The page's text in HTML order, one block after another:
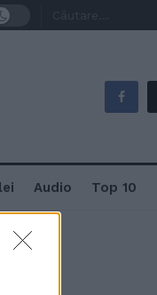
Audio Top 10